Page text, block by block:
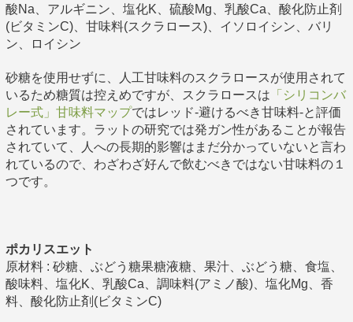
酸Na、アルギニン、塩化K、硫酸Mg、乳酸Ca、酸化防止剤
(ビタミンC)、甘味料(スクラロース)、イソロイシン、バリ
ン、ロイシン
砂糖を使用せずに、人工甘味料のスクラロースが使用されて
いるため糖質は控えめですが、スクラロースは 「シリコンバ
レー式」甘味料マップではレッド-避けるべき甘味料-と評価
されています。ラットの研究では発ガン性があることが報告
されていて、人への長期的影響はまだ分かっていないと言わ
れているので、わざわざ好んで飲むべきではない甘味料の１
つです。
ポカリスエット
原材料 : 砂糖、ぶどう糖果糖液糖、果汁、ぶどう糖、食塩、
酸味料、塩化K、乳酸Ca、調味料(アミノ酸)、塩化Mg、香
料、酸化防止剤(ビタミンC)